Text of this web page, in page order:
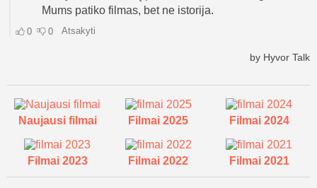
Naujausi filmai Filmai 2025 Filmai 2024
Filmai 2023 Filmai 2022 Filmai 2021